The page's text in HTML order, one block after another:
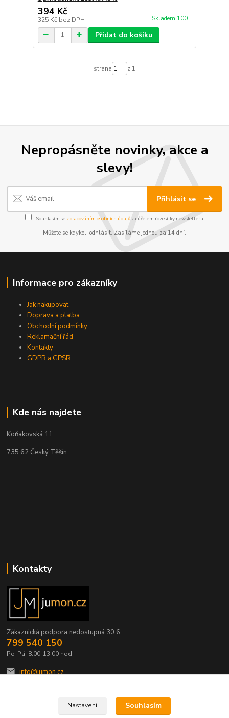
394 Kč
325 Kč bez DPH Skladem 100
Přidat do košíku
strana z 1
Nepropásněte novinky, akce a
slevy!
Přihlásit se
Souhlasím se zpracováním osobních údajůza účelem rozesílky newsletteru.
Můžete se kdykoli odhlásit. Zasíláme jednou za 14 dní.
Informace pro zákazníky
Jak nakupovat
Doprava a platba
Obchodní podmínky
Reklamační řád
Kontakty
GDPR a GPSR
Kde nás najdete
Koňakovská 11
735 62 Český Těšín
Kontakty
Zákaznická podpora nedostupná 30.6.
799 540 150
Po-Pá: 8:00-13:00 hod.
info@jumon.cz
Nastavení Souhlasím